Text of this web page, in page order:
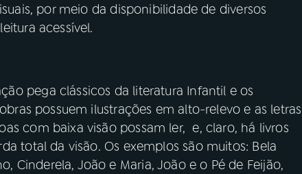
por meio da disponibilidade de diversos
acessível.
pega clássicos da literatura Infantil e os
possuem ilustrações em alto-relevo e as letras
com baixa visão possam ler, e, claro, há livros
total da visão. Os exemplos são muitos: Bela
Cinderela, João e Maria, João e o Pé de Feijão,